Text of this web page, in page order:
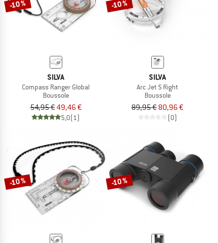
-10 %
SILVA
Compass Ranger Global
Boussole
54,95 €49,46 €
5,0(1)
-10 %
SILVA
Arc Jet S Right
Boussole
89,95 € 80,96 €
(0)
-10 % -10 %